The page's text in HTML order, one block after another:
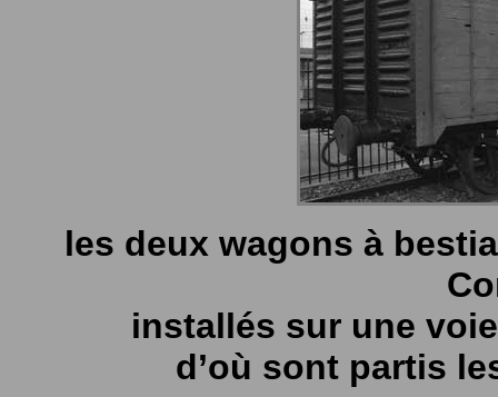
les deux wagons à
installés sur une
d’où sont partis